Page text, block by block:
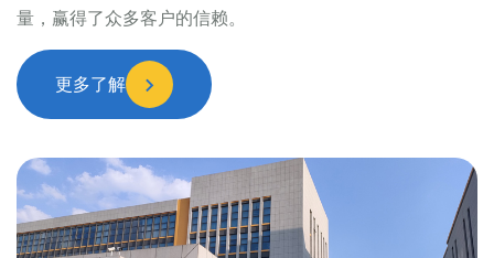
量，赢得了众多客户的信赖。
更多了解